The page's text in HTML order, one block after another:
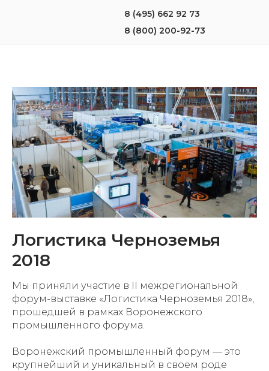
8 (495) 662 92 73
Логистика Черноземья
2018
Мы приняли участие в II межрегиональной
форум-выставке «Логистика Черноземья 2018»,
прошедшей в рамках Воронежского
промышленного форума.
Воронежский промышленный форум — это
крупнейший и уникальный в своем роде